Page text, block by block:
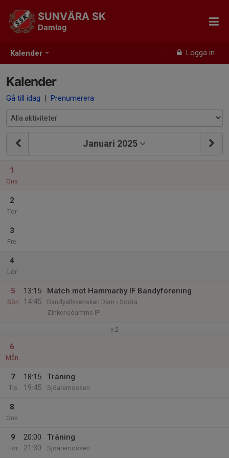
Kalender Logga in
SUNVÄRA SK
Damlag
Kalender
Gå till idag | Prenumerera
Januari 2025
1
Ons
2
Tor
3
Fre
4
Lör
5
Sön
13:15
14:45
Match mot Hammarby IF Bandyförening
Bandyallsvenskan Dam - Södra
Zinkensdamms IP
v.2
6
Mån
7
Tis
18:15
19:45
Träning
Sjöaremossen
8
Ons
9
Tor
20:00
21:30
Träning
Sjöaremossen